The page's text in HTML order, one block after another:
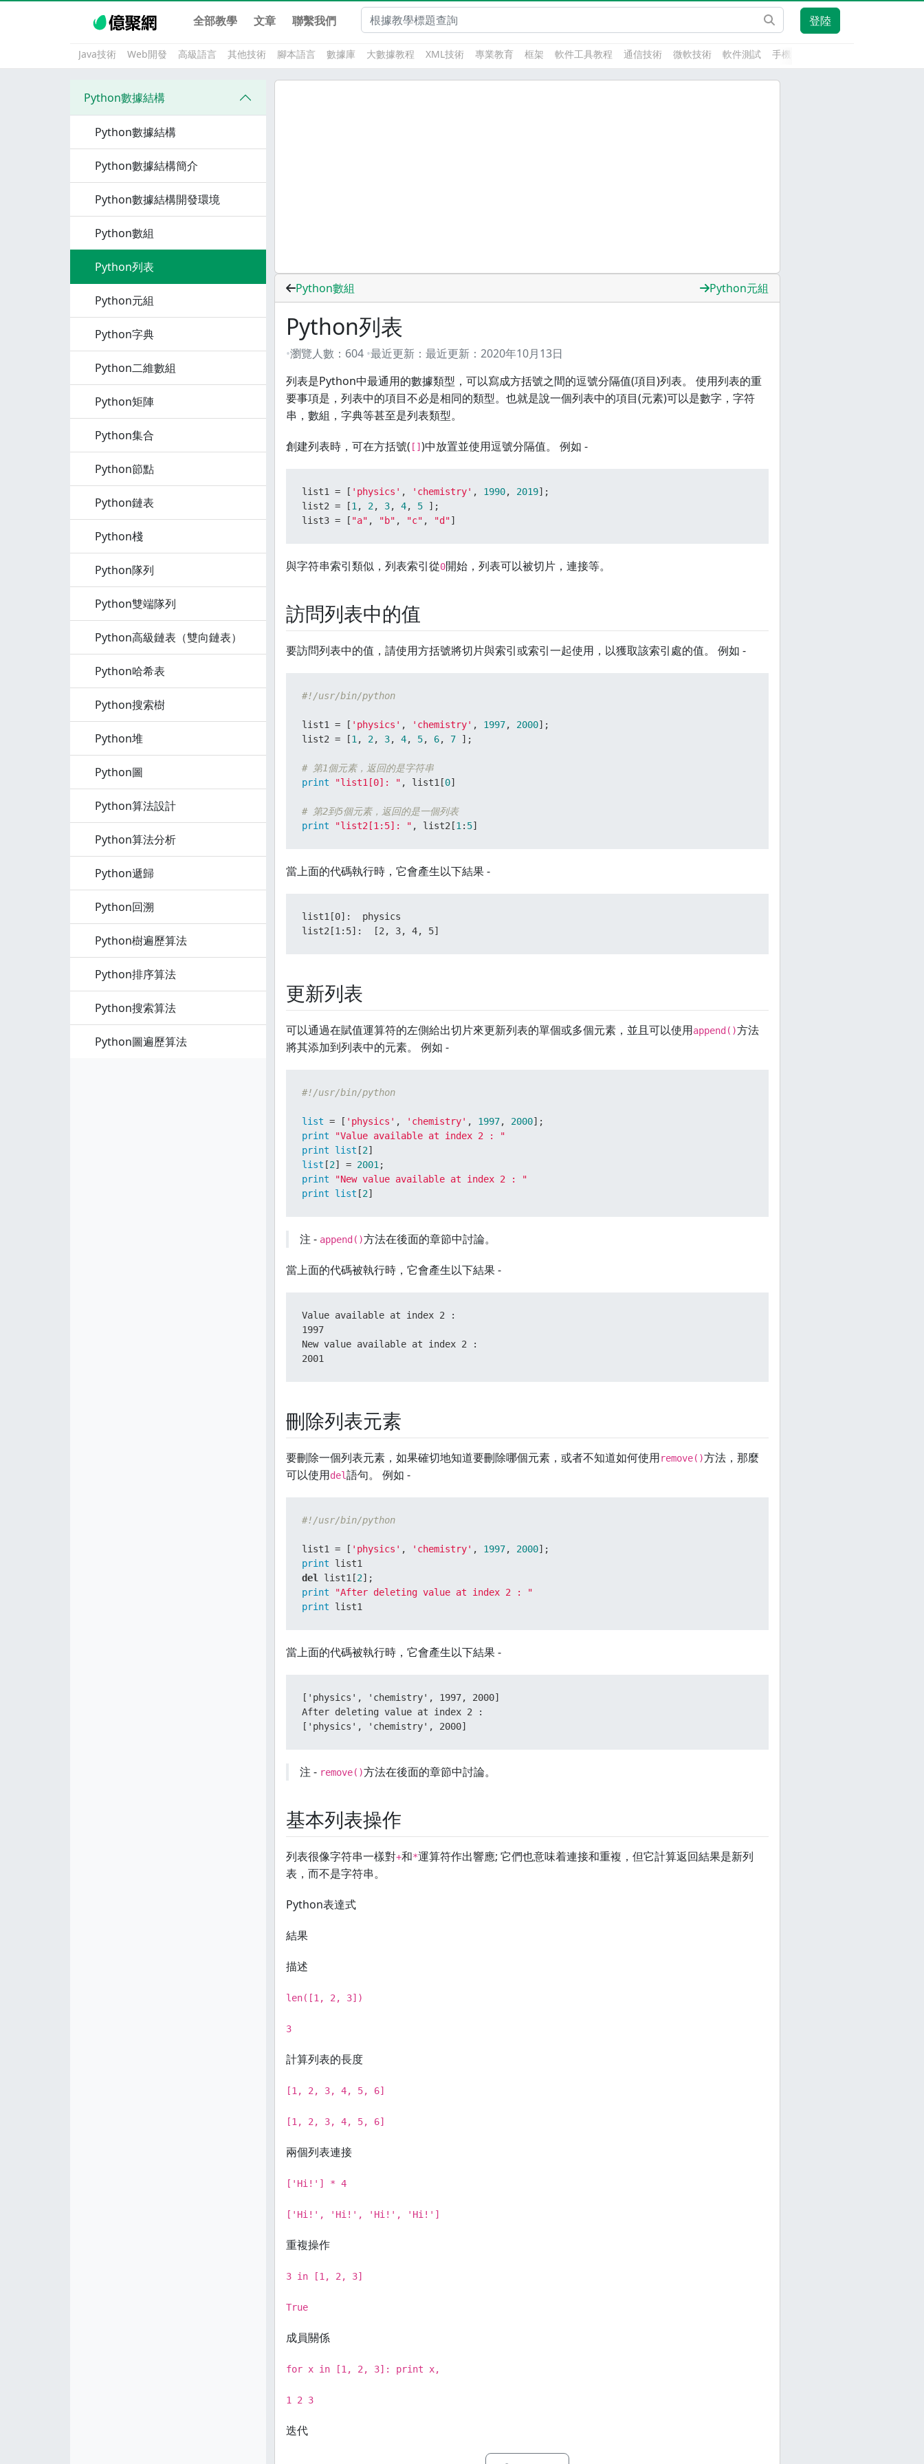
全部教學 文章 聯繫我們 登陸
Java技術 Web開發 高級語言 其他技術 腳本語言 數據庫 大數據教程 XML技術 專業教育 框架 軟件工具教程 通信技術 微軟技術 軟件測試 手機開發
Python數據結構
Python數據結構
Python數據結構簡介
Python數據結構開發環境
Python數組
Python列表
Python元組
Python字典
Python二維數組
Python矩陣
Python集合
Python節點
Python鏈表
Python棧
Python隊列
Python雙端隊列
Python高級鏈表（雙向鏈表）
Python哈希表
Python搜索樹
Python堆
Python圖
Python算法設計
Python算法分析
Python遞歸
Python回溯
Python樹遍歷算法
Python排序算法
Python搜索算法
Python圖遍歷算法
Python數組 Python元組
Python列表
瀏覽人數： 604 最近更新： 最近更新： 2020年10月13日
列表是Python中最通用的數據類型，可以寫成方括號之間的逗號分隔值(項目)列表。 使用列表的重
要事項是，列表中的項目不必是相同的類型。也就是說一個列表中的項目(元素)可以是數字，字符
串，數組，字典等甚至是列表類型。
創建列表時，可在方括號( [] )中放置並使用逗號分隔值。 例如 -
list1 = [ 'physics' , 'chemistry' , 1990, 2019];
list2 = [1 , 2 , 3, 4, 5 ];
list3 = [ "a" , "b" , "c" , "d"]
與字符串索引類似，列表索引從0開始，列表可以被切片，連接等。
訪問列表中的值
要訪問列表中的值，請使用方括號將切片與索引或索引一起使用，以獲取該索引處的值。 例如 -
#!/usr/bin/python
list1 = [ 'physics' , 'chemistry' , 1997, 2000];
list2 = [1 , 2 , 3, 4, 5, 6, 7 ];
# 第1個元素，返回的是字符串
print
"list1[0]: " , list1[0]
# 第2到5個元素，返回的是一個列表
print
"list2[1:5]: " , list2[1 : 5]
當上面的代碼執行時，它會產生以下結果 -
list1[0]:  physics
list2[1:5]:  [2, 3, 4, 5]
更新列表
可以通過在賦值運算符的左側給出切片來更新列表的單個或多個元素，並且可以使用append()方法
將其添加到列表中的元素。 例如 -
#!/usr/bin/python
list = [ 'physics' , 'chemistry' , 1997, 2000
print
"Value available at index 2 : "
print
list [2
list [2] = 2001
print
"New value available at index 2 : "
print
list [2]
注 - append()方法在後面的章節中討論。
當上面的代碼被執行時，它會產生以下結果 -
Value available at index 2 :
1997
New value available at index 2 :
2001
刪除列表元素
要刪除一個列表元素，如果確切地知道要刪除哪個元素，或者不知道如何使用remove()方法，那麼
可以使用del語句。 例如 -
#!/usr/bin/python
list1 = [ 'physics' , 'chemistry' , 1997, 2000
print
del
list1[2
print
"After deleting value at index 2 : "
print list1
當上面的代碼被執行時，它會產生以下結果 -
['physics', 'chemistry', 1997, 2000]
After deleting value at index 2 :
['physics', 'chemistry', 2000]
注 - remove()方法在後面的章節中討論。
基本列表操作
列表很像字符串一樣對+和*運算符作出響應; 它們也意味着連接和重複，但它計算返回結果是新列
表，而不是字符串。
Python表達式
結果
描述
len([1, 2, 3])
3
計算列表的長度
[1, 2, 3, 4, 5, 6]
[1, 2, 3, 4, 5, 6]
兩個列表連接
['Hi!'] * 4
['Hi!', 'Hi!', 'Hi!', 'Hi!']
重複操作
3 in [1, 2, 3]
True
成員關係
for x in [1, 2, 3]: print x,
1 2 3
迭代